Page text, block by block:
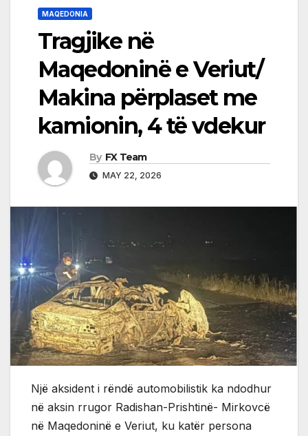
MAQEDONIA
Tragjike në
Maqedoninë e Veriut/
Makina përplaset me
kamionin, 4 të vdekur
By FX Team
MAY 22, 2026
Një aksident i rëndë automobilistik ka ndodhur
në aksin rrugor Radishan-Prishtinë- Mirkovcë
në Maqedoninë e Veriut, ku katër persona